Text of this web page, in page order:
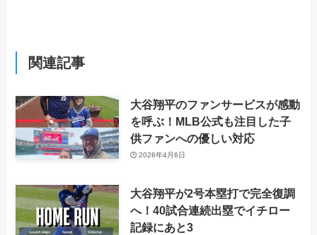
関連記事
大谷翔平のファンサービスが感動
を呼ぶ！MLB公式も注目した子
供ファンへの優しい対応
2026年4月6日
大谷翔平が2号本塁打で完全復調
へ！40試合連続出塁でイチロー
記録にあと3